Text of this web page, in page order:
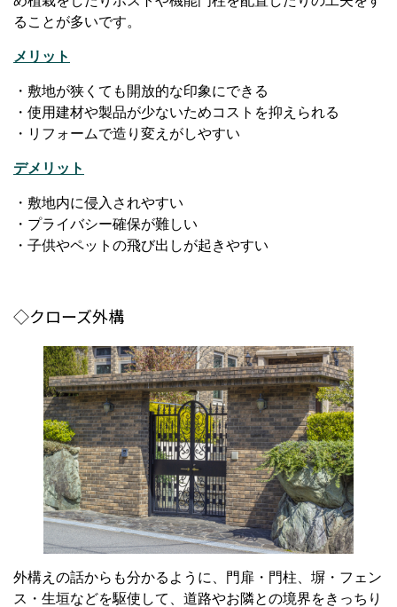
ることが多いです。
メリット
・敷地が狭くても開放的な印象にできる
・使用建材や製品が少ないためコストを抑えられる
・リフォームで造り変えがしやすい
デメリット
・敷地内に侵入されやすい
・プライバシー確保が難しい
・子供やペットの飛び出しが起きやすい
◇クローズ外構
外構えの話からも分かるように、門扉・門柱、塀・フェン
ス・生垣などを駆使して、道路やお隣との境界をきっちり